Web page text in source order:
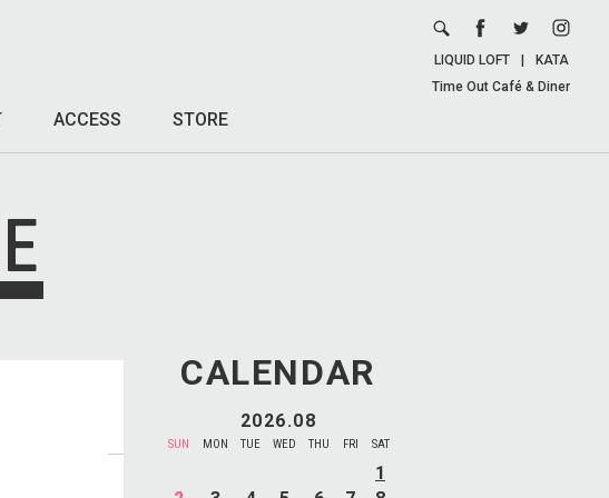
ACCESS STORE
LIQUID LOFT
KATA
Time Out Café & Diner
CALENDAR
2026.08
SUN MON TUE WED THU FRI SAT
1